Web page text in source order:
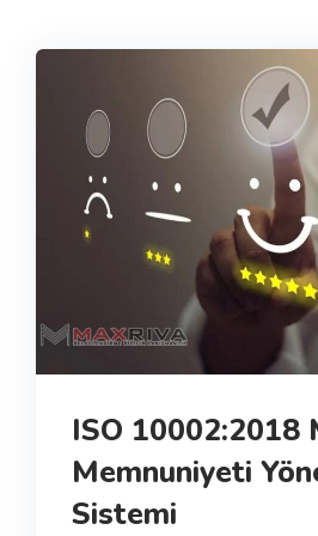
ISO 10002:2018
Memnuniyeti
Sistemi